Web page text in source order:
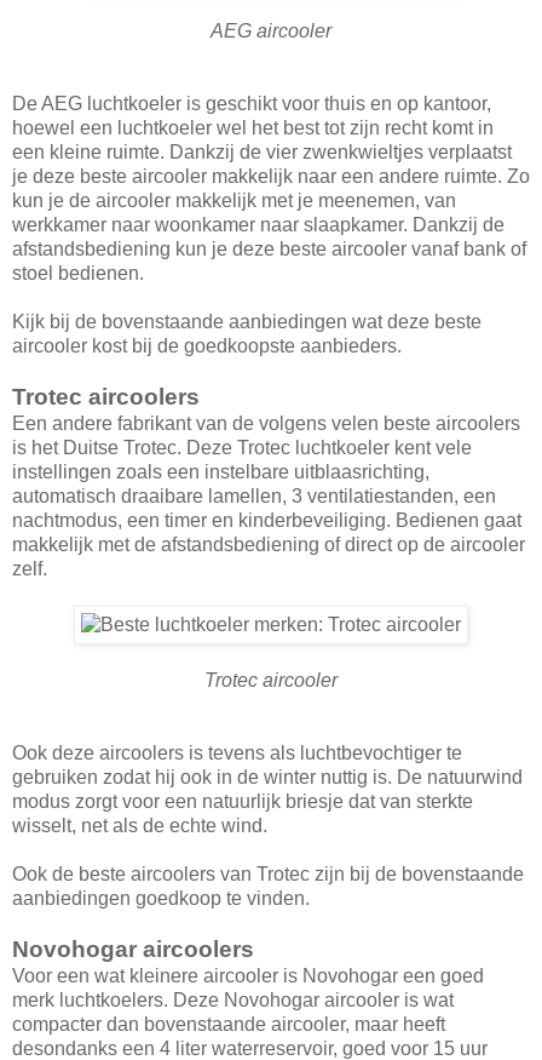
AEG aircooler
De AEG luchtkoeler is geschikt voor thuis en op kantoor,
hoewel een luchtkoeler wel het best tot zijn recht komt in
een kleine ruimte. Dankzij de vier zwenkwieltjes verplaatst
je deze beste aircooler makkelijk naar een andere ruimte. Zo
kun je de aircooler makkelijk met je meenemen, van
werkkamer naar woonkamer naar slaapkamer. Dankzij de
afstandsbediening kun je deze beste aircooler vanaf bank of
stoel bedienen.
Kijk bij de bovenstaande aanbiedingen wat deze beste
aircooler kost bij de goedkoopste aanbieders.
Trotec aircoolers
Een andere fabrikant van de volgens velen beste aircoolers
is het Duitse Trotec. Deze Trotec luchtkoeler kent vele
instellingen zoals een instelbare uitblaasrichting,
automatisch draaibare lamellen, 3 ventilatiestanden, een
nachtmodus, een timer en kinderbeveiliging. Bedienen gaat
makkelijk met de afstandsbediening of direct op de aircooler
zelf.
Trotec aircooler
Ook deze aircoolers is tevens als luchtbevochtiger te
gebruiken zodat hij ook in de winter nuttig is. De natuurwind
modus zorgt voor een natuurlijk briesje dat van sterkte
wisselt, net als de echte wind.
Ook de beste aircoolers van Trotec zijn bij de bovenstaande
aanbiedingen goedkoop te vinden.
Novohogar aircoolers
Voor een wat kleinere aircooler is Novohogar een goed
merk luchtkoelers. Deze Novohogar aircooler is wat
compacter dan bovenstaande aircooler, maar heeft
desondanks een 4 liter waterreservoir, goed voor 15 uur